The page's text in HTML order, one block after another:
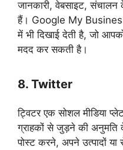
जानकारी, वेबसाइट,
हैं। Google My Business
में भी दिखाई देती है, जो
मदद कर सकती है।
8. Twitter
ट्विटर एक सोशल मीडिया
ग्राहकों से जुड़ने की अनुमति
पोस्ट करने, अपने उत्पादों